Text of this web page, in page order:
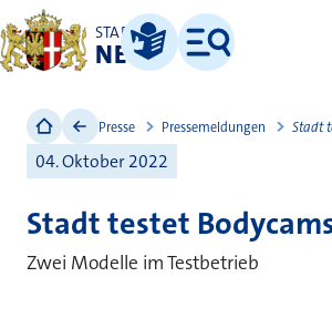
STADT
NEUSS
Leichte Sprache
Menü
Presse Pressemeldungen Stadt
04. Oktober 2022
Stadt testet
Zwei Modelle im Testbetrieb